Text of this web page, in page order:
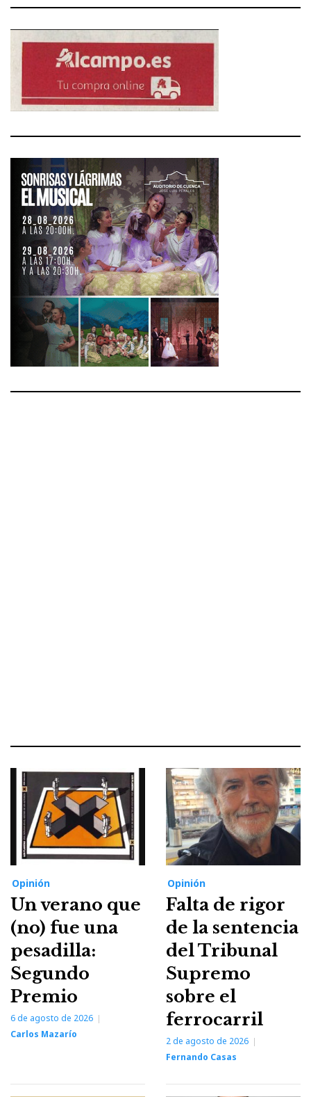
Opinión
Un verano que
(no) fue una
pesadilla:
Segundo
Premio
6 de agosto de 2026
Carlos Mazarío
Opinión
Falta de rigor
de la sentencia
del Tribunal
Supremo
sobre el
ferrocarril
2 de agosto de 2026
Fernando Casas